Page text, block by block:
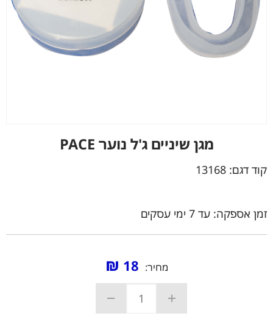
מגן שיניים ג'ל נוער PACE
קוד דגם: 13168
זמן אספקה: עד 7 ימי עסקים
מחיר: 18
₪